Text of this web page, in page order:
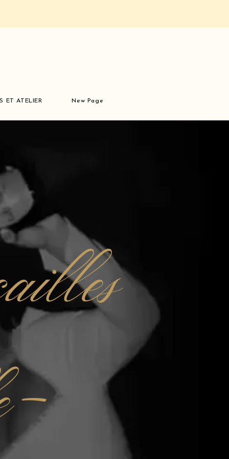
ET ATELIER New Page